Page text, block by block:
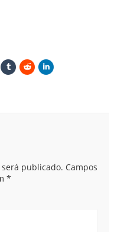
publicado. Campos
*